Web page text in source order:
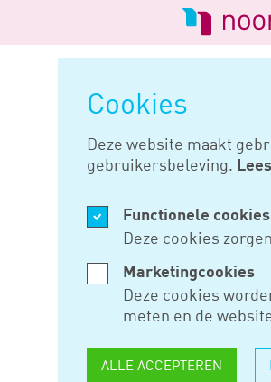
Cookies
Deze website maakt
gebruikersbeleving.
Functionele cookies
Deze cookies
Marketingcookies
Deze cookies
meten en de
ALLE ACCEPTEREN
Logo
van
Noord
Negentig
FEB 25,